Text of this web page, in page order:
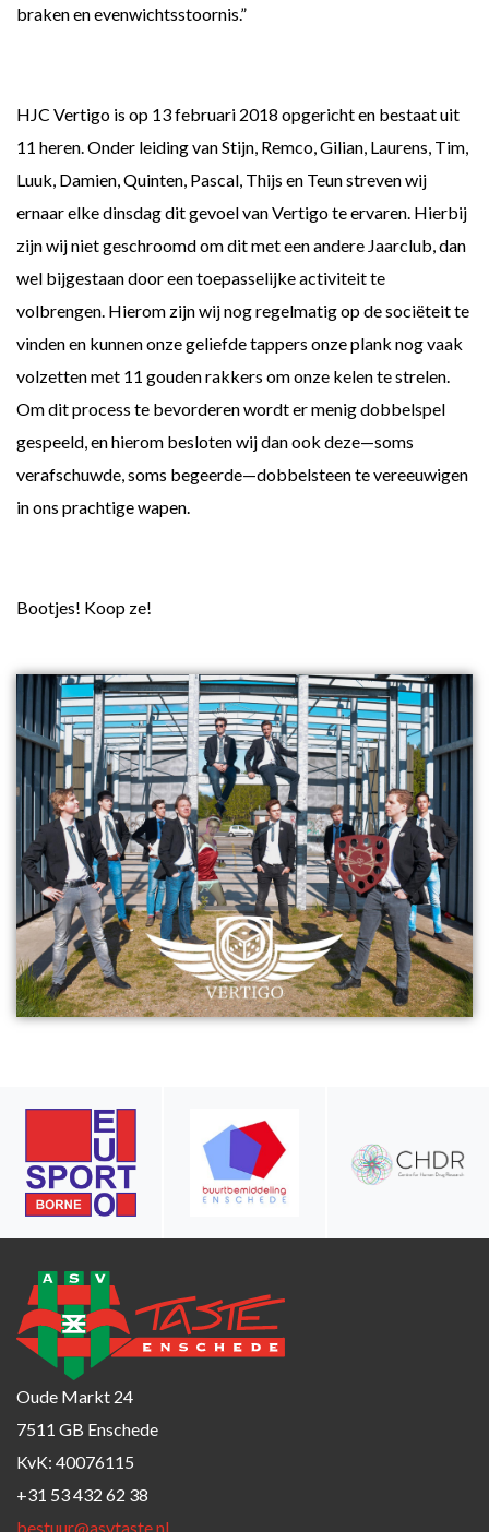
braken en evenwichtsstoornis.”
HJC Vertigo is op 13 februari 2018 opgericht en bestaat uit
11 heren. Onder leiding van Stijn, Remco, Gilian, Laurens, Tim,
Luuk, Damien, Quinten, Pascal, Thijs en Teun streven wij
ernaar elke dinsdag dit gevoel van Vertigo te ervaren. Hierbij
zijn wij niet geschroomd om dit met een andere Jaarclub, dan
wel bijgestaan door een toepasselijke activiteit te
volbrengen. Hierom zijn wij nog regelmatig op de sociëteit te
vinden en kunnen onze geliefde tappers onze plank nog vaak
volzetten met 11 gouden rakkers om onze kelen te strelen.
Om dit process te bevorderen wordt er menig dobbelspel
gespeeld, en hierom besloten wij dan ook deze—soms
verafschuwde, soms begeerde—dobbelsteen te vereeuwigen
in ons prachtige wapen.
Bootjes! Koop ze!
Oude Markt 24
7511 GB Enschede
KvK: 40076115
+31 53 432 62 38
bestuur@asvtaste.nl